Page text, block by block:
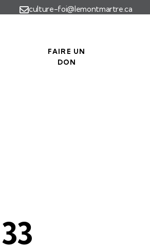
culture-foi@lemontmartre.ca
FAIRE UN
DON